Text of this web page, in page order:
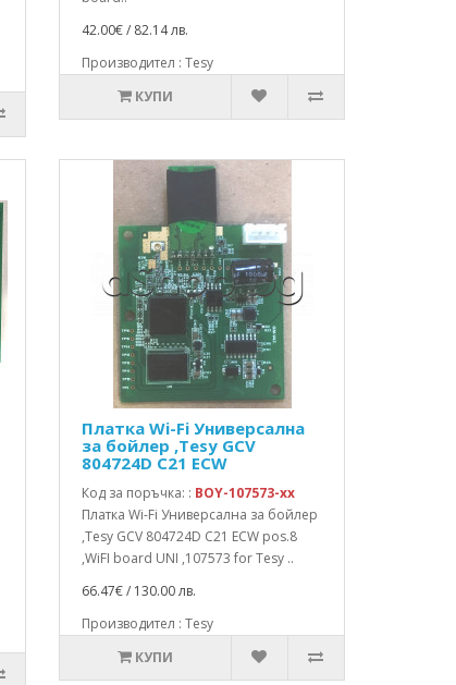
42.00€ / 82.14 лв.
Производител : Tesy
КУПИ
Платка Wi-Fi Универсална
за бойлер ,Tesy GCV
804724D C21 ECW
Код за поръчка: : BOY-107573-xx
Платка Wi-Fi Универсална за бойлер
,Tesy GCV 804724D C21 ECW pos.8
,WiFI board UNI ,107573 for Tesy ..
66.47€ / 130.00 лв.
Производител : Tesy
КУПИ